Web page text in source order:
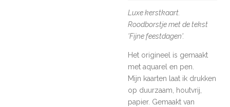
Luxe kerstkaart.
Roodborstje met de tekst
'Fijne feestdagen'.
Het origineel is gemaakt
met aquarel en pen.
Mijn kaarten laat ik drukken
op duurzaam, houtvrij,
papier. Gemaakt van